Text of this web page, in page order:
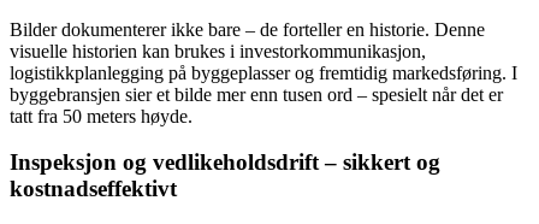
Bilder dokumenterer ikke bare – de forteller en historie. Denne
visuelle historien kan brukes i investorkommunikasjon,
logistikkplanlegging på byggeplasser og fremtidig markedsføring. I
byggebransjen sier et bilde mer enn tusen ord – spesielt når det er
tatt fra 50 meters høyde.
Inspeksjon og vedlikeholdsdrift – sikkert og
kostnadseffektivt